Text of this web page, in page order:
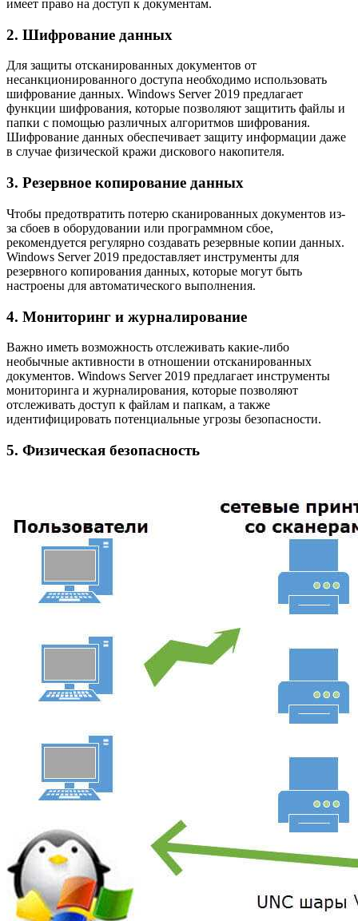
имеет право на доступ к документам.
2. Шифрование данных
Для защиты отсканированных документов от
несанкционированного доступа необходимо использовать
шифрование данных. Windows Server 2019 предлагает
функции шифрования, которые позволяют защитить файлы и
папки с помощью различных алгоритмов шифрования.
Шифрование данных обеспечивает защиту информации даже
в случае физической кражи дискового накопителя.
3. Резервное копирование данных
Чтобы предотвратить потерю сканированных документов из-
за сбоев в оборудовании или программном сбое,
рекомендуется регулярно создавать резервные копии данных.
Windows Server 2019 предоставляет инструменты для
резервного копирования данных, которые могут быть
настроены для автоматического выполнения.
4. Мониторинг и журналирование
Важно иметь возможность отслеживать какие-либо
необычные активности в отношении отсканированных
документов. Windows Server 2019 предлагает инструменты
мониторинга и журналирования, которые позволяют
отслеживать доступ к файлам и папкам, а также
идентифицировать потенциальные угрозы безопасности.
5. Физическая безопасность